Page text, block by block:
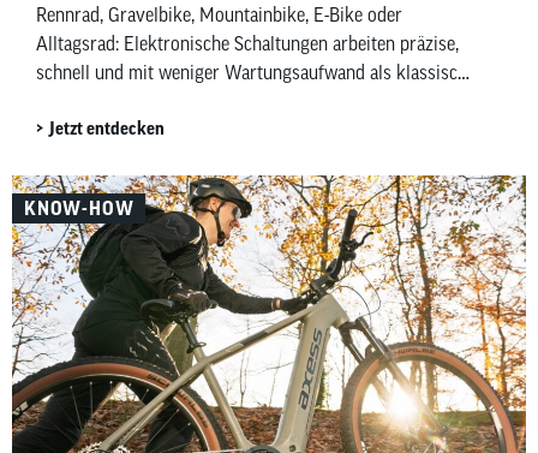
Rennrad, Gravelbike, Mountainbike, E-Bike oder
Alltagsrad: Elektronische Schaltungen arbeiten präzise,
schnell und mit weniger Wartungsaufwand als klassische
(Digital Integrated Intelligence) und SRAM mit AXS
unterschiedlichen Ansätzen. Während Shimano
elektronische Ketten- und Nabenschaltungen anbietet,
konzentriert sich SRAM vor allem auf kabellose
elektronische Kettenschaltungen. In diesem Artikel
zeigen wir dir, welche elektronischen Schaltungen es von
Shimano und SRAM gibt, wofür und für wen sie sich
eignen und worin sich die beiden Hersteller
unterscheiden.
Jetzt entdecken
KNOW-HOW